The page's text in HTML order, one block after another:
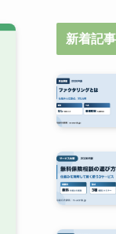
新着記事